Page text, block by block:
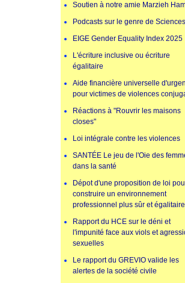
Soutien à notre amie Marzieh
Podcasts sur le genre de
EIGE Gender Equality Index 2025
L'écriture inclusive ou écriture
égalitaire
Aide financière universelle
pour victimes de violences
Réactions à "Rouvrir les maisons
closes"
Loi intégrale contre les violences
SANTÉE Le jeu de l'Oie des
dans la santé
Dépot d'une proposition de loi
construire un environnement
professionnel plus sûr et égalitaire
Rapport du HCE sur le déni et
l'impunité face aux viols et
sexuelles
Le rapport du GREVIO valide les
alertes de la société civile